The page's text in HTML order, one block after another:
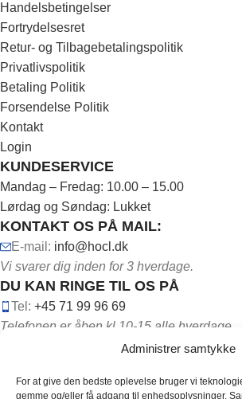
Administrer samtykke
For at give den bedste oplevelse bruger vi
gemme og/eller få adgang til enhedsoplysninger.
Handelsbetingelser
Fortrydelsesret
Retur- og Tilbagebetalingspolitik
Privatlivspolitik
Betaling Politik
Forsendelse Politik
Kontakt
Login
KUNDESERVICE
Mandag – Fredag: 10.00 – 15.00
Lørdag og Søndag: Lukket
KONTAKT OS PÅ MAIL:
E-mail: info@hocl.dk
Vi svarer dig inden for 3 hverdage.
DU KAN RINGE TIL OS PÅ
Tel: +45 71 99 96 69
Telefonen er åben kl.10-15 alle hverdage.